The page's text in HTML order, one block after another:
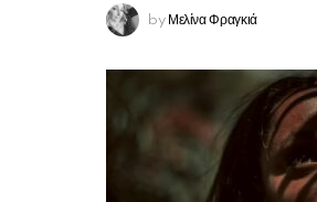
by Μελίνα Φραγκιά